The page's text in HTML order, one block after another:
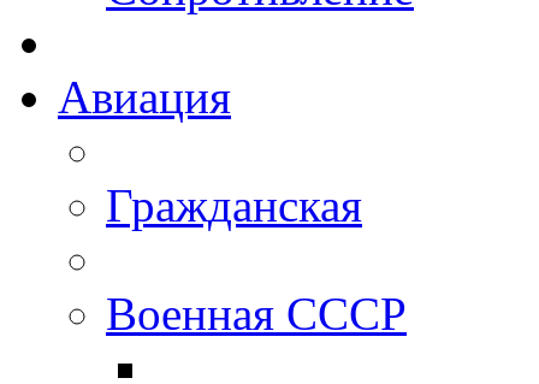
Авиация
Гражданская
Военная СССР